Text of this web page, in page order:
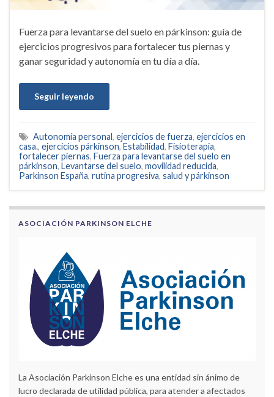
Fuerza para levantarse del suelo en párkinson: guía de
ejercicios progresivos para fortalecer tus piernas y
ganar seguridad y autonomía en tu día a día.
Seguir leyendo
Autonomía personal, ejercicios de fuerza, ejercicios en
casa., ejercicios párkinson, Estabilidad, Fisioterapia,
fortalecer piernas, Fuerza para levantarse del suelo en
párkinson, Levantarse del suelo, movilidad reducida,
Parkinson España, rutina progresiva, salud y párkinson
ASOCIACIÓN PARKINSON ELCHE
La Asociación Parkinson Elche es una entidad sin ánimo de
lucro declarada de utilidad pública, para atender a afectados